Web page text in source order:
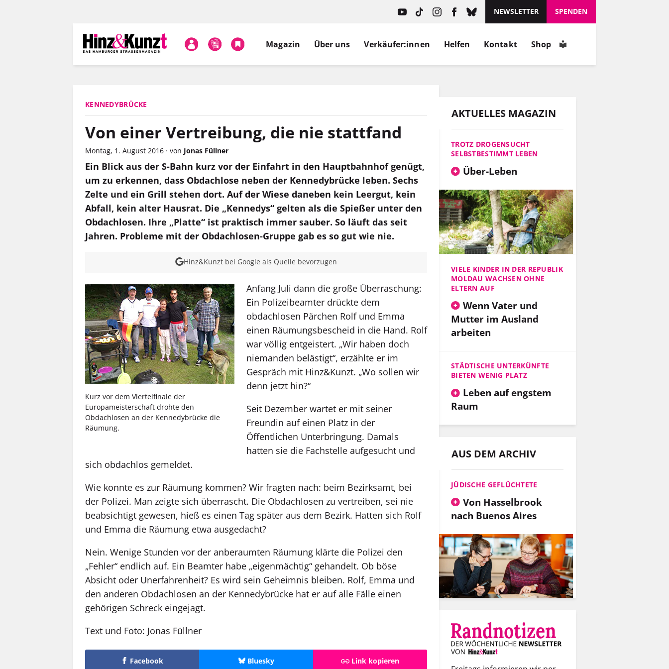
NEWSLETTER SPENDEN
Magazin Über uns Verkäufer:innen Helfen Kontakt Shop
KENNEDYBRÜCKE
Von einer Vertreibung, die nie stattfand
Montag, 1. August 2016 · von Jonas Füllner
Ein Blick aus der S-Bahn kurz vor der Einfahrt in den Hauptbahnhof genügt,
um zu erkennen, dass Obdachlose neben der Kennedybrücke leben. Sechs
Zelte und ein Grill stehen dort. Auf der Wiese daneben kein Leergut, kein
Abfall, kein alter Hausrat. Die „Kennedys“ gelten als die Spießer unter den
Obdachlosen. Ihre „Platte“ ist praktisch immer sauber. So läuft das seit
Jahren. Probleme mit der Obdachlosen-Gruppe gab es so gut wie nie.
Hinz&Kunzt bei Google als Quelle bevorzugen
Kurz vor dem Viertelfinale der
Europameisterschaft drohte den
Obdachlosen an der Kennedybrücke die
Räumung.
Anfang Juli dann die große Überraschung:
Ein Polizeibeamter drückte dem
obdachlosen Pärchen Rolf und Emma
einen Räumungsbescheid in die Hand. Rolf
war völlig entgeistert. „Wir haben doch
niemanden belästigt“, erzählte er im
Gespräch mit Hinz&Kunzt. „Wo sollen wir
denn jetzt hin?“
Seit Dezember wartet er mit seiner
Freundin auf einen Platz in der
Öffentlichen Unterbringung. Damals
hatten sie die Fachstelle aufgesucht und
sich obdachlos gemeldet.
Wie konnte es zur Räumung kommen? Wir fragten nach: beim Bezirksamt, bei
der Polizei. Man zeigte sich überrascht. Die Obdachlosen zu vertreiben, sei nie
beabsichtigt gewesen, hieß es einen Tag später aus dem Bezirk. Hatten sich Rolf
und Emma die Räumung etwa ausgedacht?
Nein. Wenige Stunden vor der anberaumten Räumung klärte die Polizei den
„Fehler“ endlich auf. Ein Beamter habe „eigenmächtig“ gehandelt. Ob böse
Absicht oder Unerfahrenheit? Es wird sein Geheimnis bleiben. Rolf, Emma und
den anderen Obdachlosen an der Kennedybrücke hat er auf alle Fälle einen
gehörigen Schreck eingejagt.
Text und Foto: Jonas Füllner
Facebook Bluesky Link kopieren
schätzt, wie er ist.
MEHR
AKTUELLES MAGAZIN
TROTZ DROGENSUCHT
SELBSTBESTIMMT LEBEN
Über-Leben
VIELE KINDER IN DER REPUBLIK
MOLDAU WACHSEN OHNE
ELTERN AUF
Wenn Vater und
Mutter im Ausland
arbeiten
STÄDTISCHE UNTERKÜNFTE
BIETEN WENIG PLATZ
Leben auf engstem
Raum
AUS DEM ARCHIV
JÜDISCHE GEFLÜCHTETE
Von Hassel­brook
nach Buenos Aires